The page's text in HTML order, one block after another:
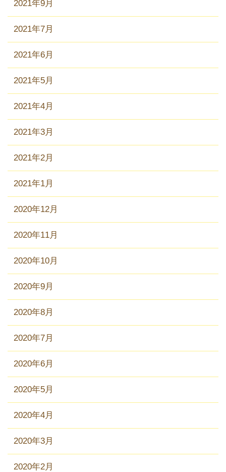
2021年9月
2021年7月
2021年6月
2021年5月
2021年4月
2021年3月
2021年2月
2021年1月
2020年12月
2020年11月
2020年10月
2020年9月
2020年8月
2020年7月
2020年6月
2020年5月
2020年4月
2020年3月
2020年2月